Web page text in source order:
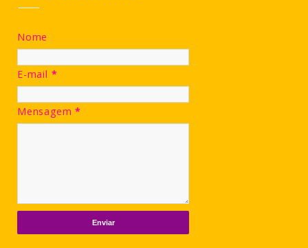
Nome
E-mail *
Mensagem*